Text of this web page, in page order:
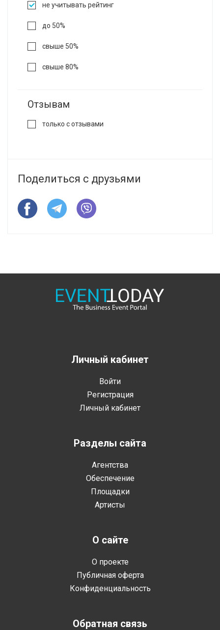
не учитывать рейтинг
до 50%
свыше 50%
свыше 80%
Отзывам
только с отзывами
Поделиться с друзьями
Личный кабинет
Войти
Регистрация
Личный кабинет
Разделы сайта
Агентства
Обеспечение
Площадки
Артисты
О сайте
О проекте
Публичная оферта
Конфиденциальность
Обратная связь